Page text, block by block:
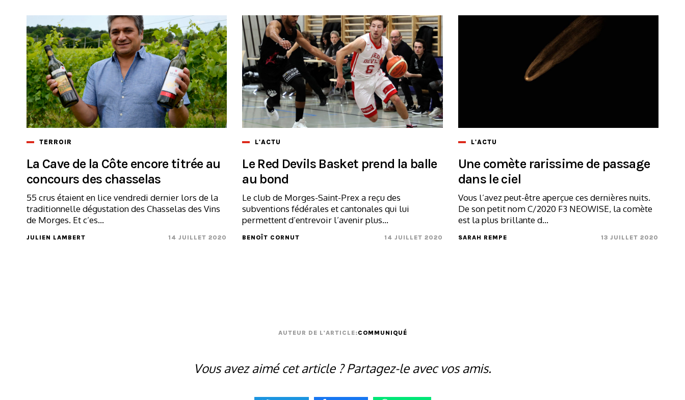
TERROIR
La Cave de la Côte encore titrée au
concours des chasselas
55 crus étaient en lice vendredi dernier lors de la
traditionnelle dégustation des Chasselas des Vins
de Morges. Et c’es...
JULIEN LAMBERT 14 JUILLET 2020
L'ACTU
Le Red Devils Basket prend la balle
au bond
Le club de Morges-Saint-Prex a reçu des
subventions fédérales et cantonales qui lui
permettent d’entrevoir l’avenir plus...
BENOÎT CORNUT 14 JUILLET 2020
L'ACTU
Une comète rarissime de passage
dans le ciel
Vous l’avez peut-être aperçue ces dernières nuits.
De son petit nom C/2020 F3 NEOWISE, la comète
est la plus brillante d...
SARAH REMPE 13 JUILLET 2020
AUTEUR DE L'ARTICLE:COMMUNIQUÉ
Vous avez aimé cet article ? Partagez-le avec vos amis.